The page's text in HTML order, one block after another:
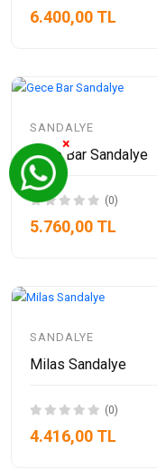
6.400,00 TL
SANDALYE
Gece Bar Sandalye
(0)
5.760,00 TL
SANDALYE
Milas Sandalye
(0)
4.416,00 TL
×